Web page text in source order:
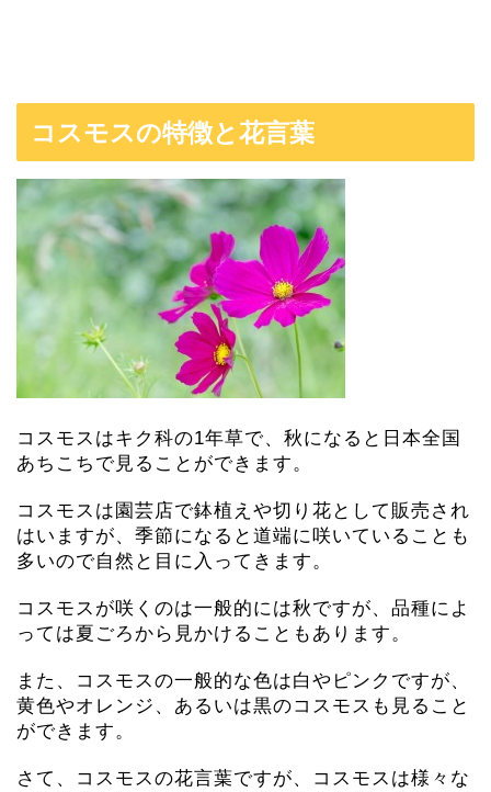
コスモスの特徴と花言葉
コスモスはキク科の1年草で、秋になると日本全国
あちこちで見ることができます。
コスモスは園芸店で鉢植えや切り花として販売され
はいますが、季節になると道端に咲いていることも
多いので自然と目に入ってきます。
コスモスが咲くのは一般的には秋ですが、品種によ
っては夏ごろから見かけることもあります。
また、コスモスの一般的な色は白やピンクですが、
黄色やオレンジ、あるいは黒のコスモスも見ること
ができます。
さて、コスモスの花言葉ですが、コスモスは様々な